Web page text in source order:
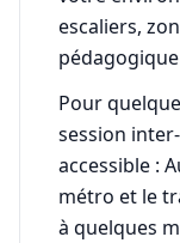
escaliers,
Pour
session
accessible :
métro et le
à quelques